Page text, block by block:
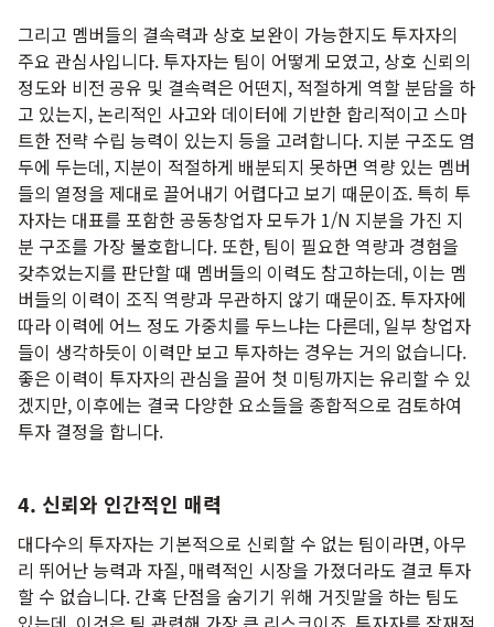
그리고 멤버들의 결속력과 상호 보완이 가능한지도 투자자의
주요 관심사입니다. 투자자는 팀이 어떻게 모였고, 상호 신뢰의
정도와 비전 공유 및 결속력은 어떤지, 적절하게 역할 분담을 하
고 있는지, 논리적인 사고와 데이터에 기반한 합리적이고 스마
트한 전략 수립 능력이 있는지 등을 고려합니다. 지분 구조도 염
두에 두는데, 지분이 적절하게 배분되지 못하면 역량 있는 멤버
들의 열정을 제대로 끌어내기 어렵다고 보기 때문이죠. 특히 투
자자는 대표를 포함한 공동창업자 모두가 1/N 지분을 가진 지
분 구조를 가장 불호합니다. 또한, 팀이 필요한 역량과 경험을
갖추었는지를 판단할 때 멤버들의 이력도 참고하는데, 이는 멤
버들의 이력이 조직 역량과 무관하지 않기 때문이죠. 투자자에
따라 이력에 어느 정도 가중치를 두느냐는 다른데, 일부 창업자
들이 생각하듯이 이력만 보고 투자하는 경우는 거의 없습니다.
좋은 이력이 투자자의 관심을 끌어 첫 미팅까지는 유리할 수 있
겠지만, 이후에는 결국 다양한 요소들을 종합적으로 검토하여
투자 결정을 합니다.
4. 신뢰와 인간적인 매력
대다수의 투자자는 기본적으로 신뢰할 수 없는 팀이라면, 아무
리 뛰어난 능력과 자질, 매력적인 시장을 가졌더라도 결코 투자
할 수 없습니다. 간혹 단점을 숨기기 위해 거짓말을 하는 팀도